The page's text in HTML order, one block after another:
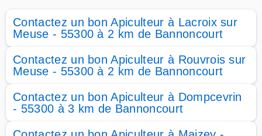
Contactez un bon Apiculteur à Lacroix sur
Meuse - 55300 à 2 km de Bannoncourt
Contactez un bon Apiculteur à Rouvrois sur
Meuse - 55300 à 2 km de Bannoncourt
Contactez un bon Apiculteur à Dompcevrin
- 55300 à 3 km de Bannoncourt